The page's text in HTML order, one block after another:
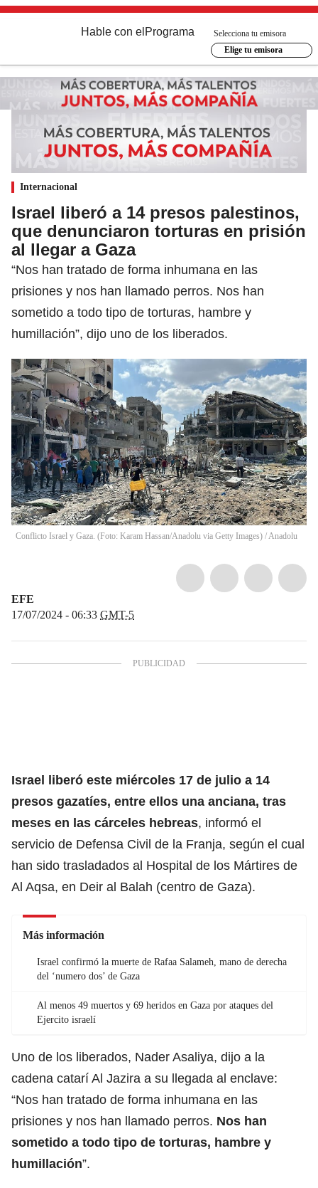
Hable con el Programa
Selecciona tu emisora
Elige tu emisora
Internacional
Israel liberó a 14 presos palestinos,
que denunciaron torturas en prisión
al llegar a Gaza
“Nos han tratado de forma inhumana en las
prisiones y nos han llamado perros. Nos han
sometido a todo tipo de torturas, hambre y
humillación”, dijo uno de los liberados.
Conflicto Israel y Gaza. (Foto: Karam Hassan/Anadolu via Getty Images) /Anadolu
EFE
17/07/2024 - 06:33 GMT-5
Israel liberó este miércoles 17 de julio a 14
presos gazatíes, entre ellos una anciana, tras
meses en las cárceles hebreas, informó el
servicio de Defensa Civil de la Franja, según el cual
han sido trasladados al Hospital de los Mártires de
Al Aqsa, en Deir al Balah (centro de Gaza).
Más información
Israel confirmó la muerte de Rafaa Salameh, mano de derecha
del ‘numero dos’ de Gaza
Al menos 49 muertos y 69 heridos en Gaza por ataques del
Ejercito israelí
Uno de los liberados, Nader Asaliya, dijo a la
cadena catarí Al Jazira a su llegada al enclave:
“Nos han tratado de forma inhumana en las
prisiones y nos han llamado perros. Nos han
sometido a todo tipo de torturas, hambre y
humillación”.